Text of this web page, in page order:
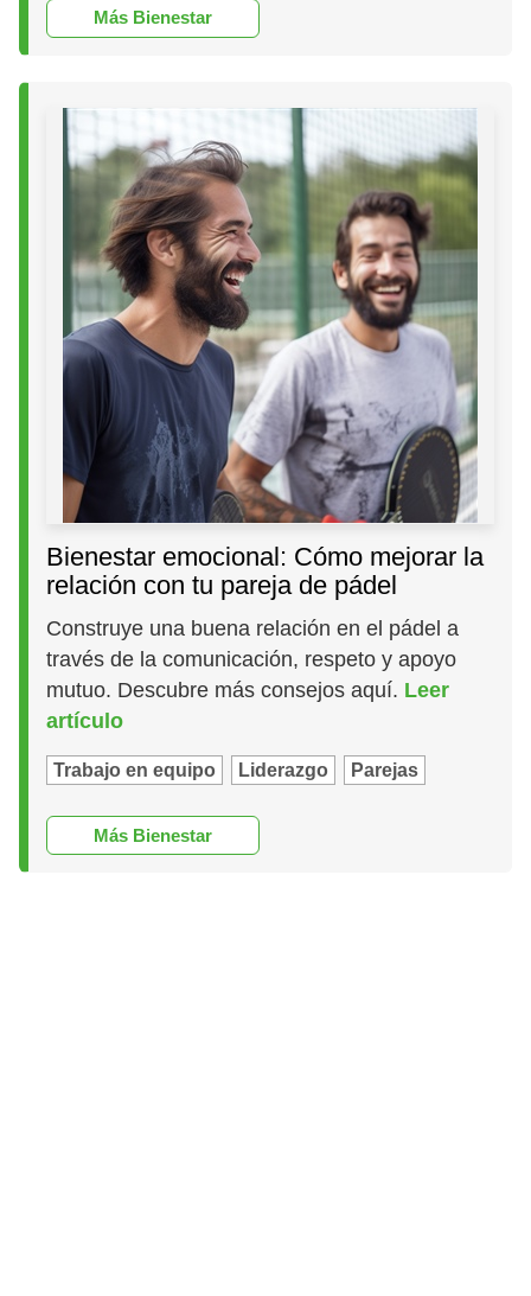
Más Bienestar
Bienestar emocional: Cómo mejorar la
relación con tu pareja de pádel
Construye una buena relación en el pádel a
través de la comunicación, respeto y apoyo
mutuo. Descubre más consejos aquí. Leer
artículo
Trabajo en equipo Liderazgo Parejas
Más Bienestar